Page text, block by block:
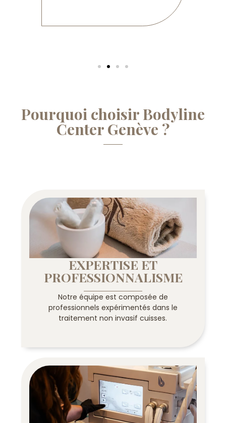
Pourquoi choisir Bodyline
Center Genève ?
EXPERTISE ET
PROFESSIONNALISME
Notre équipe est composée de
professionnels expérimentés dans le
traitement non invasif cuisses.